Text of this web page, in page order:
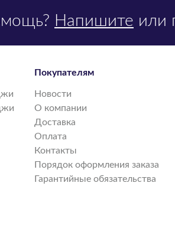
Напишите или
Покупателям
Новости
О компании
Доставка
Оплата
Контакты
Порядок оформления заказа
Гарантийные обязательства